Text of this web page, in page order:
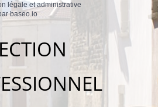
légale et administrative
baseo.io